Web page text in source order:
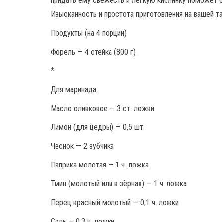
Изысканность и простота приготовления на вашей
Продукты (на 4 порции)
Форель — 4 стейка (800 г)
*
Для маринада:
Масло оливковое — 3 ст. ложки
Лимон (для цедры) — 0,5 шт.
Чеснок — 2 зубчика
Паприка молотая — 1 ч. ложка
Тмин (молотый или в зёрнах) — 1 ч. ложка
Перец красный молотый — 0,1 ч. ложки